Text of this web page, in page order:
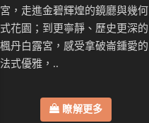
宮，走進金碧輝煌的鏡廳與幾何
式花園；到更寧靜、歷史更深的
楓丹白露宮，感受拿破崙鍾愛的
法式優雅，..
瞭解更多